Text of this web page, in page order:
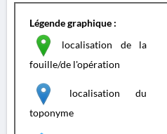
Légende graphique :
localisation de la
fouille/de l'opération
localisation du
toponyme